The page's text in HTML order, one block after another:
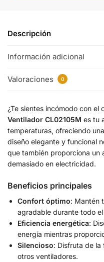
Descripción
Información adicional
Valoraciones 0
¿Te sientes incómodo con el
Ventilador CL02105M es tu
temperaturas, ofreciendo
diseño elegante y funcional
que también proporciona un
demasiado en electricidad.
Beneficios principales
Confort óptimo: Mantén
agradable durante todo el
Eficiencia energética:
energía mientras
Silencioso: Disfruta de la
otros ventiladores.